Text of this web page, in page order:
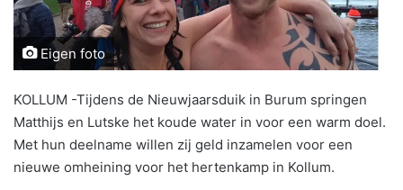
Eigen foto
KOLLUM -Tijdens de Nieuwjaarsduik in Burum springen
Matthijs en Lutske het koude water in voor een warm doel.
Met hun deelname willen zij geld inzamelen voor een
nieuwe omheining voor het hertenkamp in Kollum.